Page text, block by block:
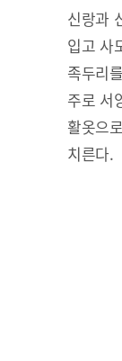
신랑과
입고 사
족두리
주로 서
활옷으
치른다.